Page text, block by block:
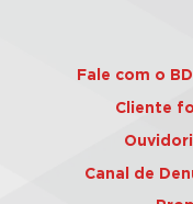
Fale com o
Cliente
Canal de